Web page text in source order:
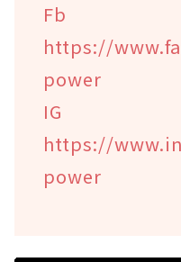
https://
power
https://
power